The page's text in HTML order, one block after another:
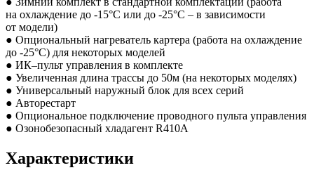
на охлаждение до -15°С или до -25°С – в зависимости
от модели)
● Опциональный нагреватель картера (работа на охлаждение
до -25°С) для некоторых моделей
● ИК–пульт управления в комплекте
● Увеличенная длина трассы до 50м (на некоторых моделях)
● Универсальный наружный блок для всех серий
● Авторестарт
● Опциональное подключение проводного пульта управления
● Озонобезопасный хладагент R410A
Характеристики